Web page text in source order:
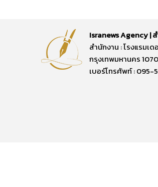
Isranews Agency |
สำนักงาน : โรงแรมเ
กรุงเทพมหานคร
เบอร์โทรศัพท์ : 095-